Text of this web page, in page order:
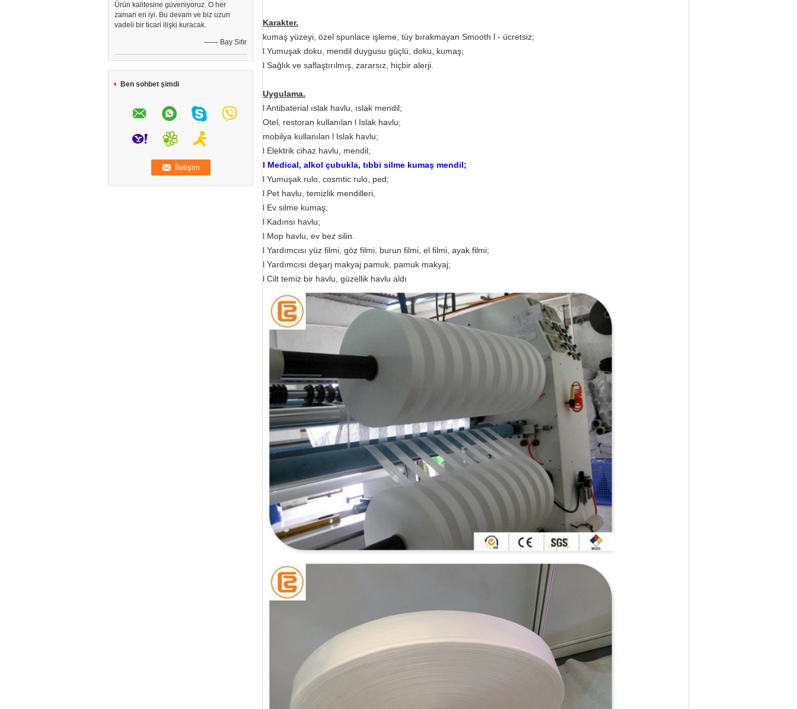
Ürün kalitesine güveniyoruz. O her
zaman en iyi. Bu devam ve biz uzun
vadeli bir ticari ilişki kuracak.
—— Bay Sıfır
Ben sohbet şimdi
Karakter.
kumaş yüzeyi, özel spunlace işleme, tüy bırakmayan Smooth l - ücretsiz;
l Yumuşak doku, mendil duygusu güçlü, doku, kumaş;
l Sağlık ve saflaştırılmış, zararsız, hiçbir alerji.
Uygulama.
l Antibaterial ıslak havlu, ıslak mendil;
Otel, restoran kullanılan l Islak havlu;
mobilya kullanılan l Islak havlu;
l Elektrik cihaz havlu, mendil;
l Medical, alkol çubukla, tıbbi silme kumaş mendil;
l Yumuşak rulo, cosmtic rulo, ped;
l Pet havlu, temizlik mendilleri,
l Ev silme kumaş;
l Kadınsı havlu;
l Mop havlu, ev bez silin.
l Yardımcısı yüz filmi, göz filmi, burun filmi, el filmi, ayak filmi;
l Yardımcısı deşarj makyaj pamuk, pamuk makyaj;
l Cilt temiz bir havlu, güzellik havlu aldı